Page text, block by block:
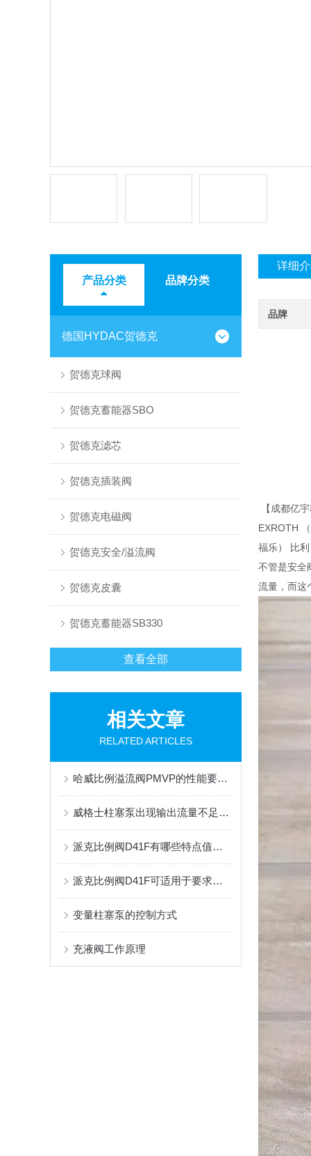
产品分类 品牌分类
德国HYDAC贺德克
贺德克球阀
贺德克蓄能器SBO
贺德克滤芯
贺德克插装阀
贺德克电磁阀
贺德克安全/溢流阀
贺德克皮囊
贺德克蓄能器SB330
查看全部
相关文章
RELATED ARTICLES
哈威比例溢流阀PMVP的性能要求有哪些？这里有着详细的分析
威格士柱塞泵出现输出流量不足或不输出油液时的处理方法
派克比例阀D41F有哪些特点值得我们选择？
派克比例阀D41F可适用于要求高精度控制的复杂系统
变量柱塞泵的控制方式
充液阀工作原理
详细
品牌
【成都亿
EXROTH
福乐） 比
不管是安全
流量，而这